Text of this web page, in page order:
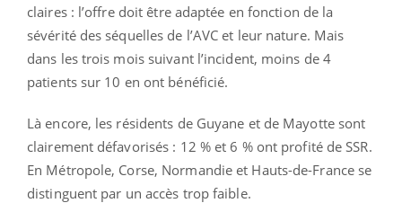
claires : l’offre doit être adaptée en fonction de la
sévérité des séquelles de l’AVC et leur nature. Mais
dans les trois mois suivant l’incident, moins de 4
patients sur 10 en ont bénéficié.
Là encore, les résidents de Guyane et de Mayotte sont
clairement défavorisés : 12 % et 6 % ont profité de SSR.
En Métropole, Corse, Normandie et Hauts-de-France se
distinguent par un accès trop faible.